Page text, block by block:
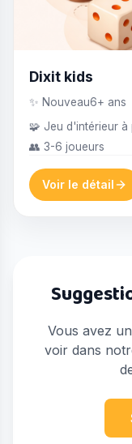
Dixit kids
✨ Nouveau6+ ans
🧩 Jeu d'intérieur à
👥 3-6 joueurs
Voir le détail
Vous avez
voir dans